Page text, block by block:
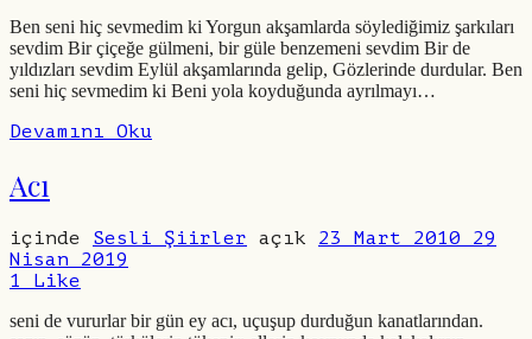
Ben seni hiç sevmedim ki Yorgun akşamlarda söylediğimiz şarkıları
sevdim Bir çiçeğe gülmeni, bir güle benzemeni sevdim Bir de
yıldızları sevdim Eylül akşamlarında gelip, Gözlerinde durdular. Ben
seni hiç sevmedim ki Beni yola koyduğunda ayrılmayı…
Devamını Oku
Acı
içinde Sesli Şiirler açık 23 Mart 2010 29
Nisan 2019
1
Like
seni de vururlar bir gün ey acı, uçuşup durduğun kanatlarından.